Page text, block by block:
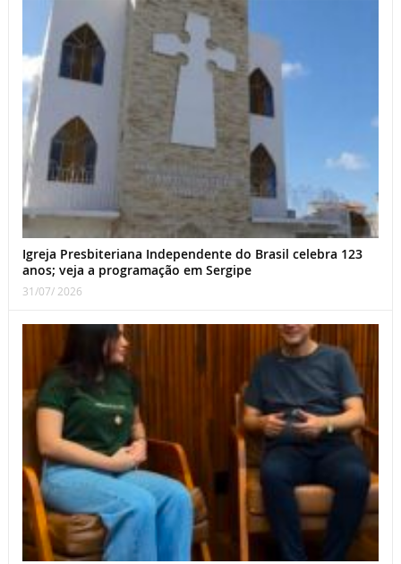
Igreja Presbiteriana Independente do Brasil celebra 123
anos; veja a programação em Sergipe
31/07/ 2026